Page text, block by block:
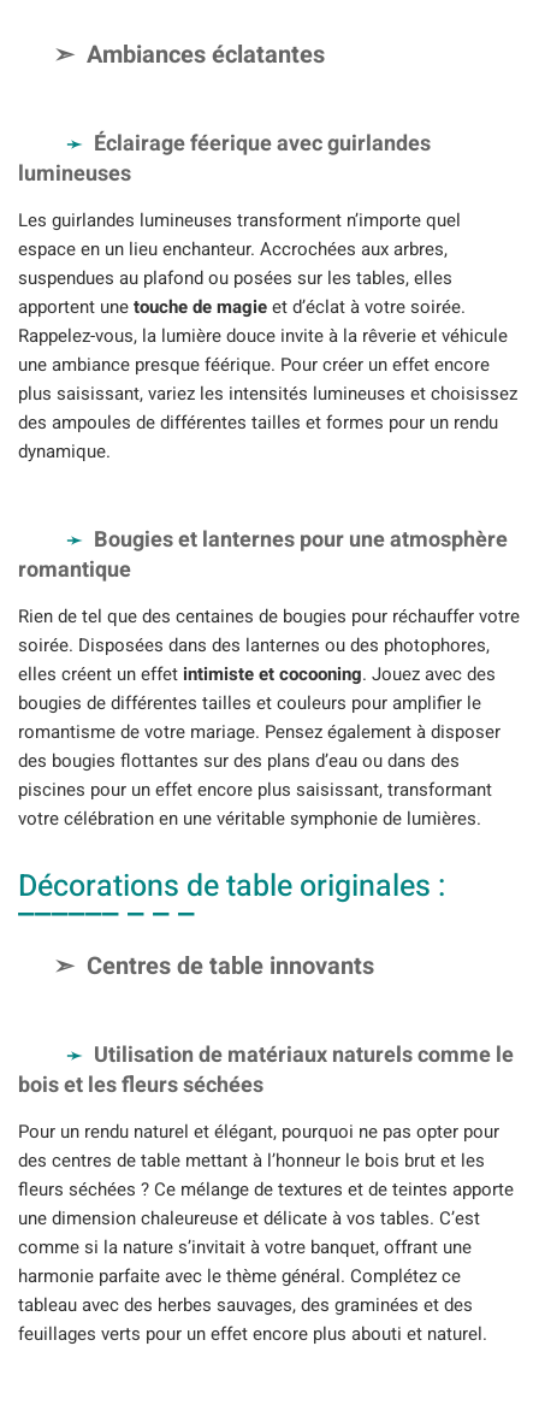
Ambiances éclatantes
Éclairage féerique avec guirlandes
lumineuses
Les guirlandes lumineuses transforment n’importe quel
espace en un lieu enchanteur. Accrochées aux arbres,
suspendues au plafond ou posées sur les tables, elles
apportent unetouche de magieet d’éclat à votre soirée.
Rappelez-vous, la lumière douce invite à la rêverie et véhicule
une ambiance presque féérique. Pour créer un effet encore
plus saisissant, variez les intensités lumineuses et choisissez
des ampoules de différentes tailles et formes pour un rendu
dynamique.
Bougies et lanternes pour une atmosphère
romantique
Rien de tel que des centaines de bougies pour réchauffer votre
soirée. Disposées dans des lanternes ou des photophores,
elles créent un effet intimiste et cocooning. Jouez avec des
bougies de différentes tailles et couleurs pour amplifier le
romantisme de votre mariage. Pensez également à disposer
des bougies flottantes sur des plans d’eau ou dans des
piscines pour un effet encore plus saisissant, transformant
votre célébration en une véritable symphonie de lumières.
Décorations de table originales :
Centres de table innovants
Utilisation de matériaux naturels comme le
bois et les fleurs séchées
Pour un rendu naturel et élégant, pourquoi ne pas opter pour
des centres de table mettant à l’honneur le bois brut et les
fleurs séchées ? Ce mélange de textures et de teintes apporte
une dimension chaleureuse et délicate à vos tables. C’est
comme si la nature s’invitait à votre banquet, offrant une
harmonie parfaite avec le thème général. Complétez ce
tableau avec des herbes sauvages, des graminées et des
feuillages verts pour un effet encore plus abouti et naturel.